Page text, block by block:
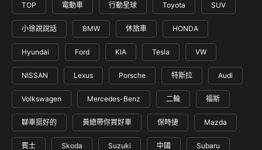
TOP 電動車 行動星球 Toyota SUV
小徐說說話 BMW 休旅車 HONDA
Hyundai Ford KIA Tesla VW
NISSAN Lexus Porsche 特斯拉 Audi
Volkswagen Mercedes-Benz 二輪 福斯
聊車挺好的 黃總帶你買好車 保時捷 Mazda
賓士 Skoda Suzuki 中國 Subaru